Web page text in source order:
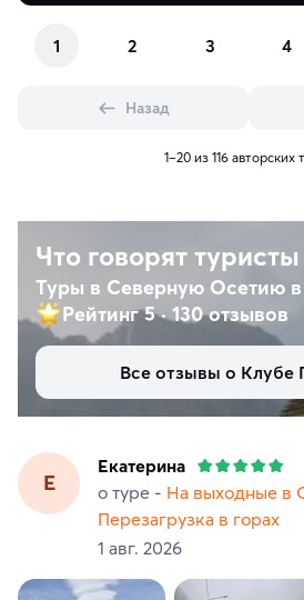
1 2 3 4
Назад
1–20 из 116 авторских
Что говорят туристы
Туры в Северную Осетию в
Рейтинг 5·130 отзывов
Все отзывы о Клубе
Е
Екатерина
о туре - На выходные в
Перезагрузка в горах
1 авг. 2026